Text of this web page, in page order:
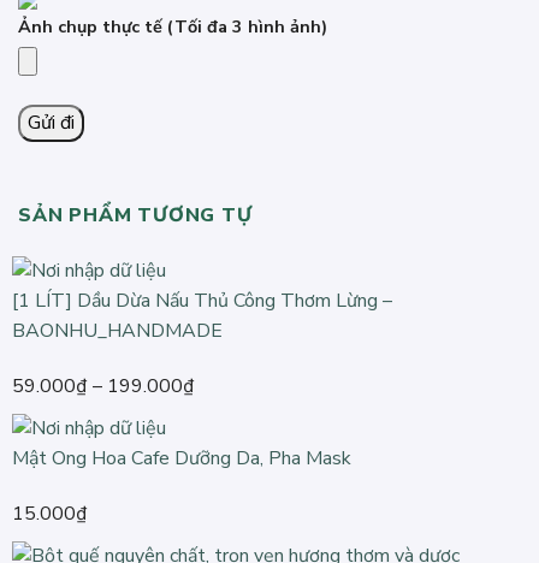
Ảnh chụp thực tế (Tối đa 3 hình ảnh)
SẢN PHẨM TƯƠNG TỰ
[1 LÍT] Dầu Dừa Nấu Thủ Công Thơm Lừng –
BAONHU_HANDMADE
59.000₫– 199.000₫Khoảng
từ
59.000₫
Mật Ong Hoa Cafe Dưỡng Da, Pha Mask
15.000₫